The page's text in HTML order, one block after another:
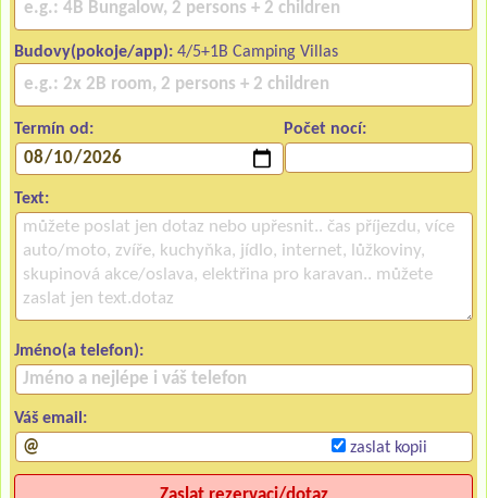
Budovy(pokoje/app): 4/5+1B Camping Villas
Termín od: Počet nocí:
Text:
Jméno(a telefon):
Váš email:
zaslat kopii